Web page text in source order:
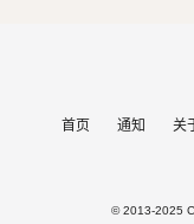
首页 通知 关
© 2013-2025